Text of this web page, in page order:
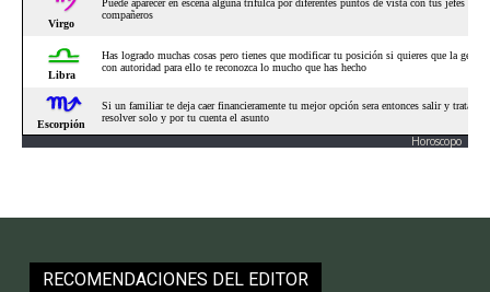
Horoscopo
RECOMENDACIONES DEL EDITOR